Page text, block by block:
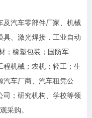
及汽车零部件厂家、机械
具、激光焊接，工业自动
；橡塑包装；国防军
程机械；农机；轻工；生
汽车厂商、汽车租凭公
司；研究机构、学校等领
采购。